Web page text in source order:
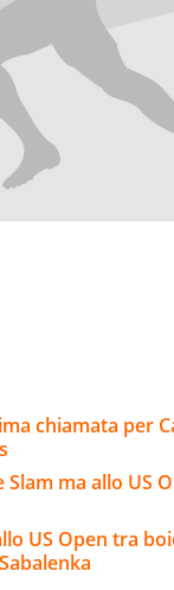
chiamata per
ma allo US
US Open tra